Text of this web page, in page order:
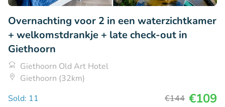
Overnachting voor 2 in een waterzichtkamer
+ welkomstdrankje + late check-out in
Giethoorn
Giethoorn Old Art Hotel
Giethoorn (32km)
Sold: 11
€144 €109